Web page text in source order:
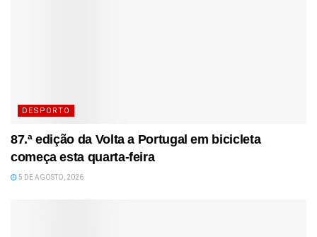
DESPORTO
87.ª edição da Volta a Portugal em bicicleta
começa esta quarta-feira
5 DE AGOSTO, 2026